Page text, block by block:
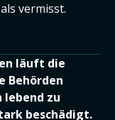
vermisst.
läuft die
Behörden
lebend zu
beschädigt.